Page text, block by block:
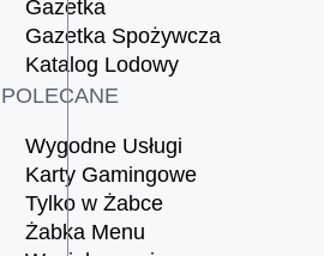
Gazetka
Gazetka Spożywcza
Katalog Lodowy
POLECANE
Wygodne Usługi
Karty Gamingowe
Tylko w Żabce
Żabka Menu